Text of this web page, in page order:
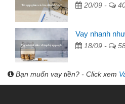
20/09 -
Vay nhanh
18/09 -
Bạn muốn vay tiền? - Click xem